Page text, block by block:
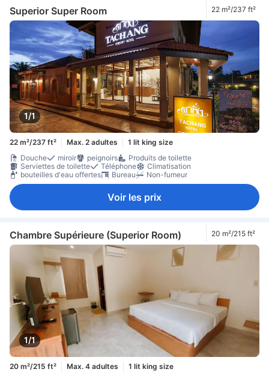
Superior Super Room 22 m²/237 ft²
1/1
22 m²/237 ft² Max. 2 adultes
1 lit king size
Douche
miroir peignoirs
Produits de toilette
Serviettes de toilette
Téléphone
Climatisation
bouteilles d'eau offertes
Bureau Non-fumeur
Voir les prix
Chambre Supérieure (Superior Room) 20 m²/215 ft²
1/1
20 m²/215 ft² Max. 4 adultes
1 lit king size